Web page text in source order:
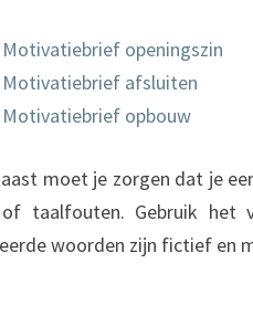
Motivatiebrief openingszin
Motivatiebrief afsluiten
Motivatiebrief opbouw
moet je zorgen dat je
taalfouten. Gebruik het
woorden zijn fictief en